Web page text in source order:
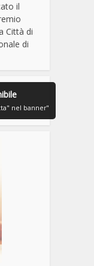
il
Città di
di
nel banner"